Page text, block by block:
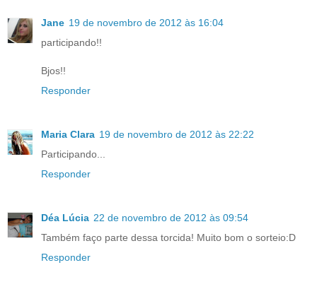
Jane 19 de novembro de 2012 às 16:04
participando!!
Bjos!!
Responder
Maria Clara 19 de novembro de 2012 às 22:22
Participando...
Responder
Déa Lúcia 22 de novembro de 2012 às 09:54
Também faço parte dessa torcida! Muito bom o sorteio:D
Responder